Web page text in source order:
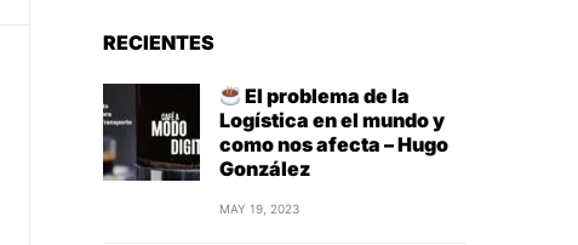
RECIENTES
El problema de la
Logística en el mundo y
como nos afecta – Hugo
González
MAY 19, 2023